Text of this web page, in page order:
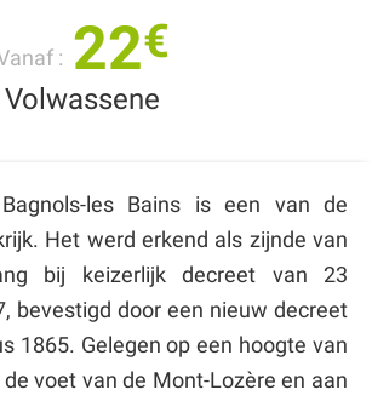
: 22€
Volwassene
les Bains is een van de
Het werd erkend als zijnde van
bij keizerlijk decreet van 23
bevestigd door een nieuw decreet
1865. Gelegen op een hoogte van
voet van de Mont-Lozère en aan